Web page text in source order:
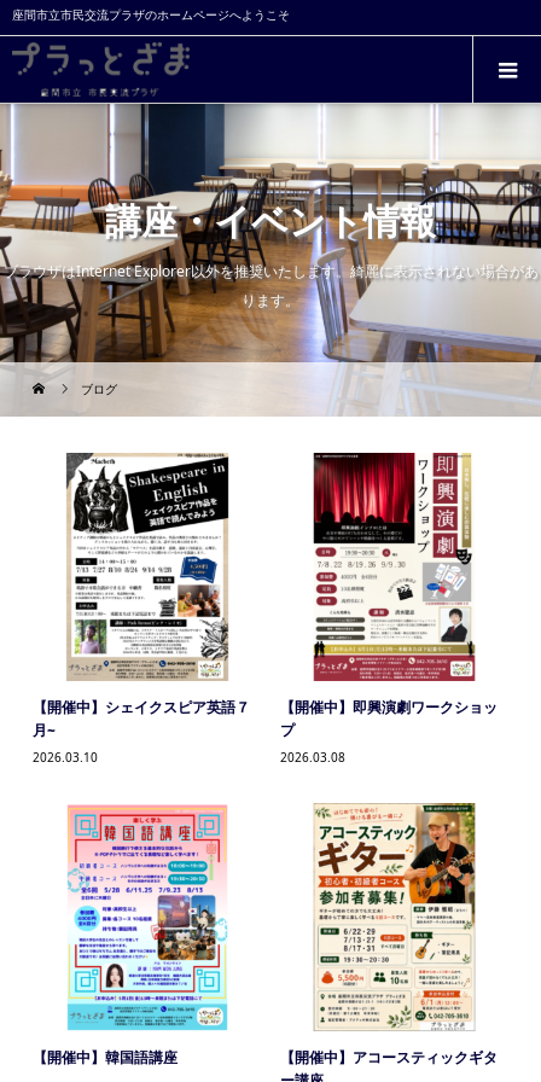
座間市立市民交流プラザのホームページへようこそ
講座・イベント情報
ブラウザはInternet Explorer以外を推奨いたします。綺麗に表示されない場合があ
ります。
ブログ
【開催中】シェイクスピア英語７
月~
2026.03.10
【開催中】即興演劇ワークショッ
プ
2026.03.08
【開催中】韓国語講座
【開催中】アコースティックギタ